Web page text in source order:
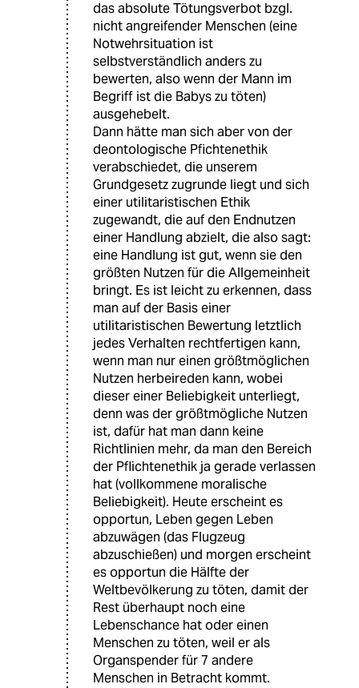
das absolute Tötungsverbot bzgl.
nicht angreifender Menschen (eine
Notwehrsituation ist
selbstverständlich anders zu
bewerten, also wenn der Mann im
Begriff ist die Babys zu töten)
ausgehebelt.
Dann hätte man sich aber von der
deontologische Pfichtenethik
verabschiedet, die unserem
Grundgesetz zugrunde liegt und sich
einer utilitaristischen Ethik
zugewandt, die auf den Endnutzen
einer Handlung abzielt, die also sagt:
eine Handlung ist gut, wenn sie den
größten Nutzen für die Allgemeinheit
bringt. Es ist leicht zu erkennen, dass
man auf der Basis einer
utilitaristischen Bewertung letztlich
jedes Verhalten rechtfertigen kann,
wenn man nur einen größtmöglichen
Nutzen herbeireden kann, wobei
dieser einer Beliebigkeit unterliegt,
denn was der größtmögliche Nutzen
ist, dafür hat man dann keine
Richtlinien mehr, da man den Bereich
der Pflichtenethik ja gerade verlassen
hat (vollkommene moralische
Beliebigkeit). Heute erscheint es
opportun, Leben gegen Leben
abzuwägen (das Flugzeug
abzuschießen) und morgen erscheint
es opportun die Hälfte der
Weltbevölkerung zu töten, damit der
Rest überhaupt noch eine
Lebenschance hat oder einen
Menschen zu töten, weil er als
Organspender für 7 andere
Menschen in Betracht kommt.